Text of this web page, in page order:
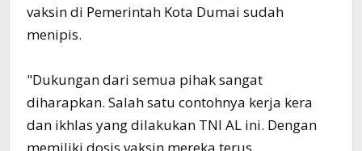
vaksin di Pemerintah Kota Dumai sudah
menipis.
"Dukungan dari semua pihak sangat
diharapkan. Salah satu contohnya kerja kera
dan ikhlas yang dilakukan TNI AL ini. Dengan